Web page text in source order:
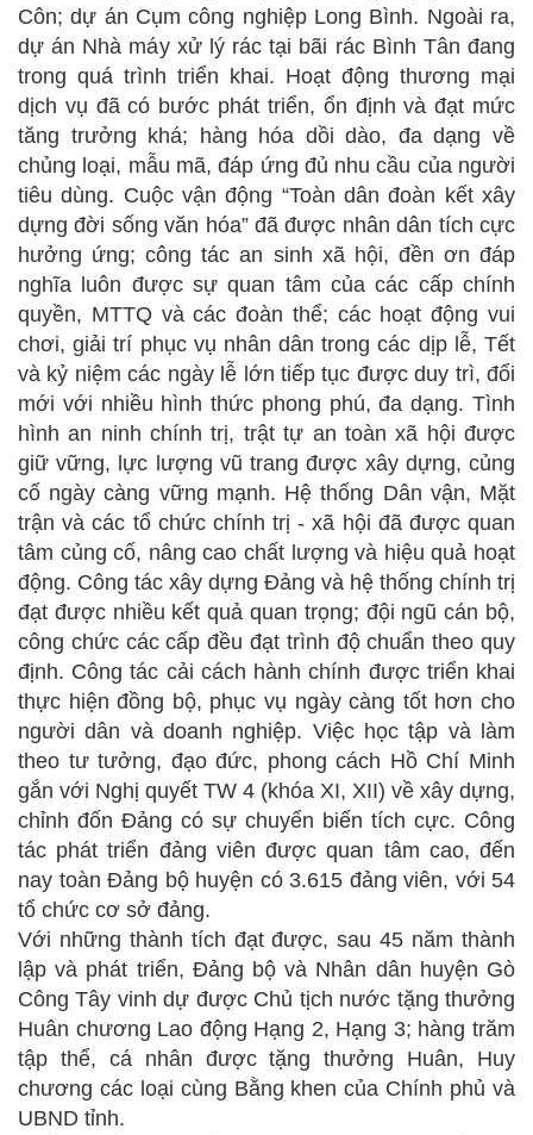
Côn; dự án Cụm công nghiệp Long Bình. Ngoài ra,
dự án Nhà máy xử lý rác tại bãi rác Bình Tân đang
trong quá trình triển khai. Hoạt động thương mại
dịch vụ đã có bước phát triển, ổn định và đạt mức
tăng trưởng khá; hàng hóa dồi dào, đa dạng về
chủng loại, mẫu mã, đáp ứng đủ nhu cầu của người
tiêu dùng. Cuộc vận động “Toàn dân đoàn kết xây
dựng đời sống văn hóa” đã được nhân dân tích cực
hưởng ứng; công tác an sinh xã hội, đền ơn đáp
nghĩa luôn được sự quan tâm của các cấp chính
quyền, MTTQ và các đoàn thể; các hoạt động vui
chơi, giải trí phục vụ nhân dân trong các dịp lễ, Tết
và kỷ niệm các ngày lễ lớn tiếp tục được duy trì, đổi
mới với nhiều hình thức phong phú, đa dạng. Tình
hình an ninh chính trị, trật tự an toàn xã hội được
giữ vững, lực lượng vũ trang được xây dựng, củng
cố ngày càng vững mạnh. Hệ thống Dân vận, Mặt
trận và các tổ chức chính trị - xã hội đã được quan
tâm củng cố, nâng cao chất lượng và hiệu quả hoạt
động. Công tác xây dựng Đảng và hệ thống chính trị
đạt được nhiều kết quả quan trọng; đội ngũ cán bộ,
công chức các cấp đều đạt trình độ chuẩn theo quy
định. Công tác cải cách hành chính được triển khai
thực hiện đồng bộ, phục vụ ngày càng tốt hơn cho
người dân và doanh nghiệp. Việc học tập và làm
theo tư tưởng, đạo đức, phong cách Hồ Chí Minh
gắn với Nghị quyết TW 4 (khóa XI, XII) về xây dựng,
chỉnh đốn Đảng có sự chuyển biến tích cực. Công
tác phát triển đảng viên được quan tâm cao, đến
nay toàn Đảng bộ huyện có 3.615 đảng viên, với 54
tổ chức cơ sở đảng.
Với những thành tích đạt được, sau 45 năm thành
lập và phát triển, Đảng bộ và Nhân dân huyện Gò
Công Tây vinh dự được Chủ tịch nước tặng thưởng
Huân chương Lao động Hạng 2, Hạng 3; hàng trăm
tập thể, cá nhân được tặng thưởng Huân, Huy
chương các loại cùng Bằng khen của Chính phủ và
UBND tỉnh.